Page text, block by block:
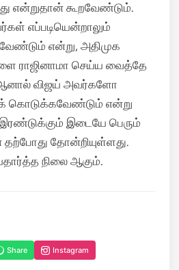
என்றுதான் கூறவேண்டும்.
எப்படியென்றாலும்
என்று, அதிமுக
ராஜினாமா செய்ய வைத்தே
ஆனால் விஜய் அவர்களோ
கொடுக்கவேண்டும் என்று
இடையே பெரும்
தோன்றியுள்ளது.
நிலை ஆகும்.
Share Instagram